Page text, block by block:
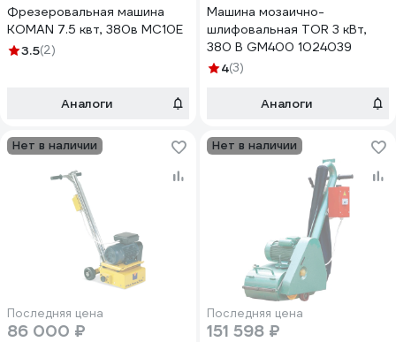
Фрезеровальная машина
KOMAN 7.5 квт, 380в MC10E
3.5(2)
Аналоги
Машина мозаично-
шлифовальная TOR 3 кВт,
380 В GM400 1024039
4(3)
Аналоги
Нет в наличии
Последняя цена
86 000 ₽
Нет в наличии
Последняя цена
151 598 ₽